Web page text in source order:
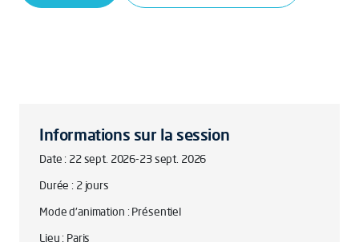
Informations sur la session
Date : 22 sept. 2026-23 sept. 2026
Durée : 2 jours
Mode d'animation : Présentiel
Lieu : Paris